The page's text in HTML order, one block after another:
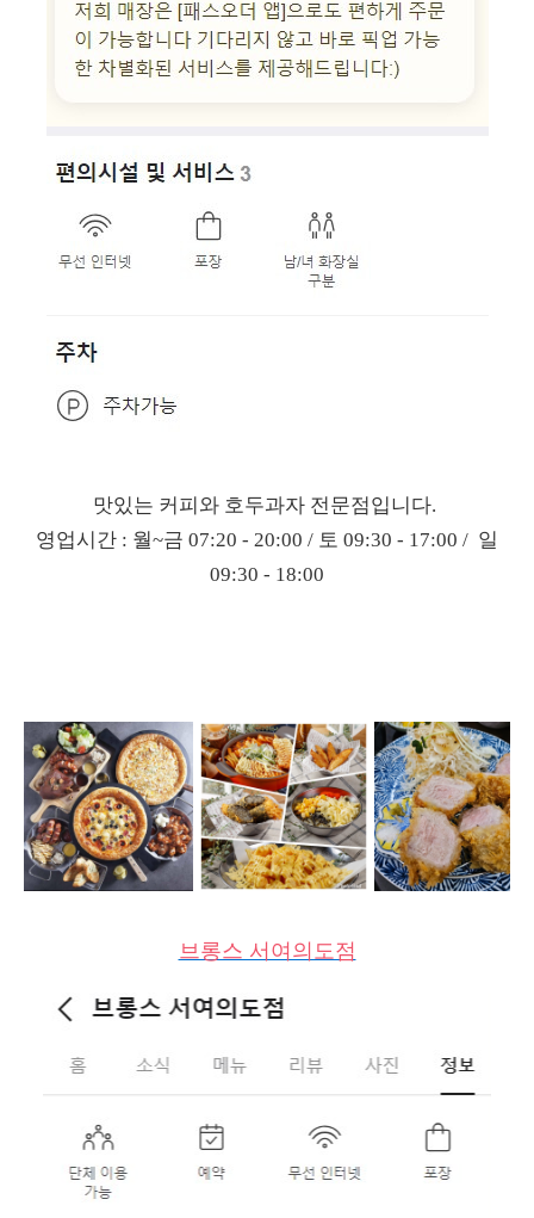
맛있는 커피와 호두과자 전문점입니다.
영업시간 : 월~금 07:20 - 20:00 / 토 09:30 - 17:00 / 일
09:30 - 18:00
브롱스 서여의도점